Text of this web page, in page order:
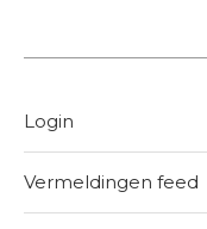
Login
Vermeldingen feed